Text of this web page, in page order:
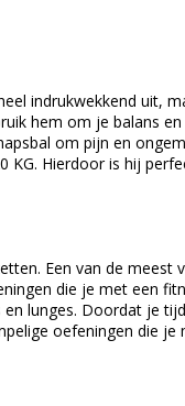
indrukwekkend uit,
hem om je balans
om pijn en
KG. Hierdoor is hij
Een van de
die je met een
lunges. Doordat je
oefeningen die